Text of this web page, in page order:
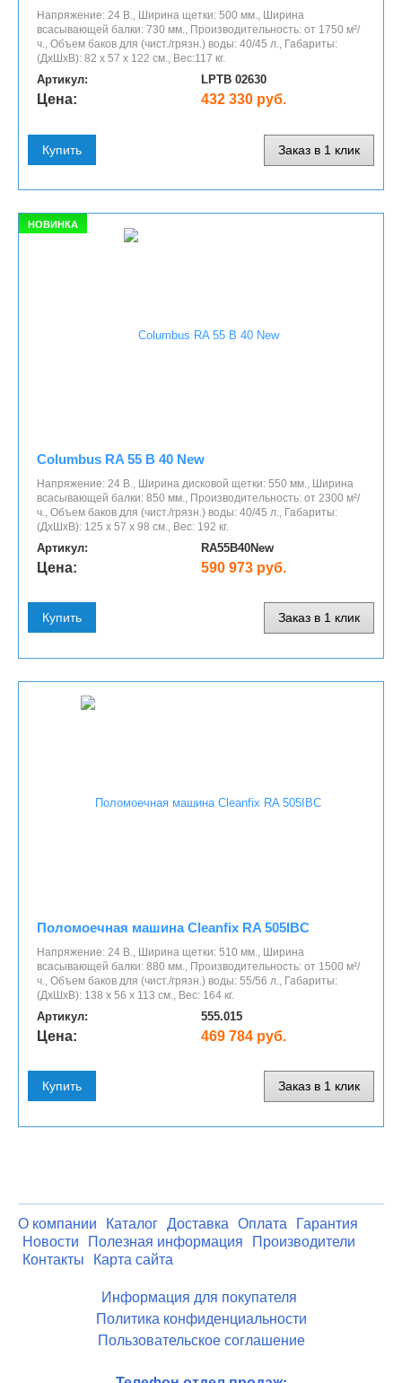
Напряжение: 24 В., Ширина щетки: 500 мм., Ширина
всасывающей балки: 730 мм., Производительность: от 1750 м²/
ч., Объем баков для (чист./грязн.) воды: 40/45 л., Габариты:
(ДхШхВ): 82 х 57 х 122 см., Вес:117 кг.
Артикул: LPTB 02630
Цена: 432 330 руб.
Купить Заказ в 1 клик
НОВИНКА
Columbus RA 55 B 40 New
Напряжение: 24 В., Ширина дисковой щетки: 550 мм., Ширина
всасывающей балки: 850 мм., Производительность: от 2300 м²/
ч., Объем баков для (чист./грязн.) воды: 40/45 л., Габариты:
(ДхШхВ): 125 x 57 x 98 см., Вес: 192 кг.
Артикул: RA55B40New
Цена: 590 973 руб.
Купить Заказ в 1 клик
Поломоечная машина Cleanfix RA 505IBC
Напряжение: 24 В., Ширина щетки: 510 мм., Ширина
всасывающей балки: 880 мм., Производительность: от 1500 м²/
ч., Объем баков для (чист./грязн.) воды: 55/56 л., Габариты:
(ДхШхВ): 138 х 56 х 113 см., Вес: 164 кг.
Артикул: 555.015
Цена: 469 784 руб.
Купить Заказ в 1 клик
О компании Каталог Доставка Оплата
Гарантия
Новости
Полезная информация
Производители
Контакты
Карта сайта
Информация для покупателя
Политика конфиденциальности
Пользовательское соглашение